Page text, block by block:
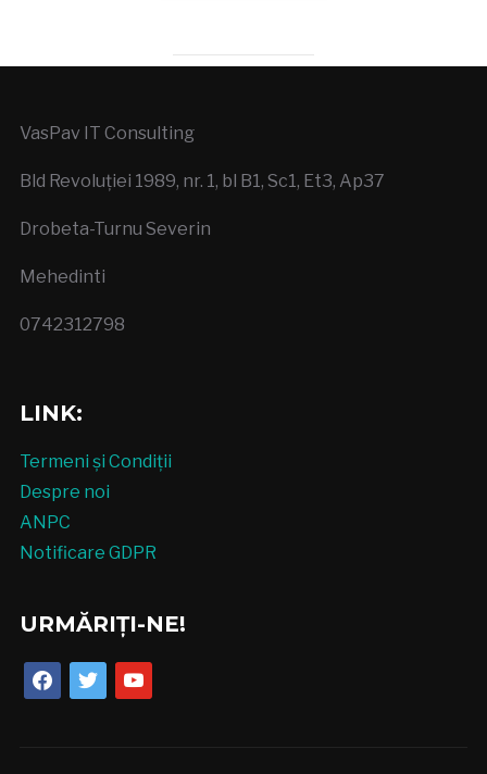
VasPav IT Consulting
Bld Revoluției 1989, nr. 1, bl B1, Sc1, Et3, Ap37
Drobeta-Turnu Severin
Mehedinti
0742312798
LINK:
Termeni și Condiții
Despre noi
ANPC
Notificare GDPR
URMĂRIȚI-NE!
facebooktwitteryoutube